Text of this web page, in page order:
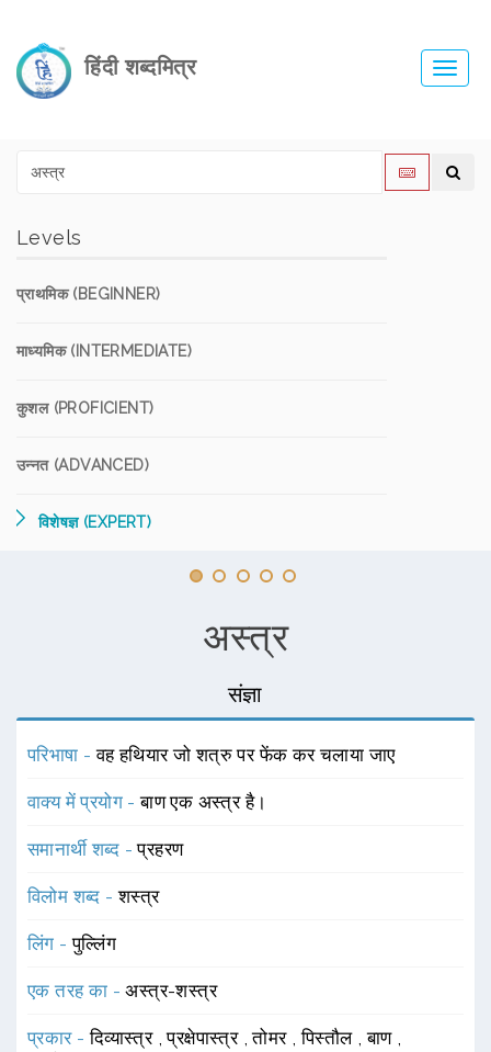
हिंदी शब्दमित्र
Levels
प्राथमिक (BEGINNER)
माध्यमिक (INTERMEDIATE)
कुशल (PROFICIENT)
उन्नत (ADVANCED)
विशेषज्ञ (EXPERT)
अस्त्र
संज्ञा
परिभाषा -वह हथियार जो शत्रु पर फेंक कर चलाया जाए
वाक्य में प्रयोग -बाण एक अस्त्र है।
समानार्थी शब्द -प्रहरण
विलोम शब्द -शस्त्र
लिंग -पुल्लिंग
एक तरह का -अस्त्र-शस्त्र
प्रकार -दिव्यास्त्र ,प्रक्षेपास्त्र ,तोमर ,पिस्तौल ,बाण ,